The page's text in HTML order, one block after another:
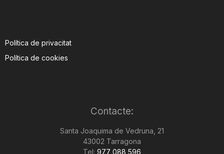
Política de privacitat
Política de cookies
Contacte:
Santa Joaquima de Vedruna, 21
43002 Tarragona
Tel: 977 088 596